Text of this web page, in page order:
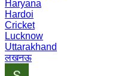
Haryana
Hardoi
Cricket
Lucknow
Uttarakhand
लखनऊ